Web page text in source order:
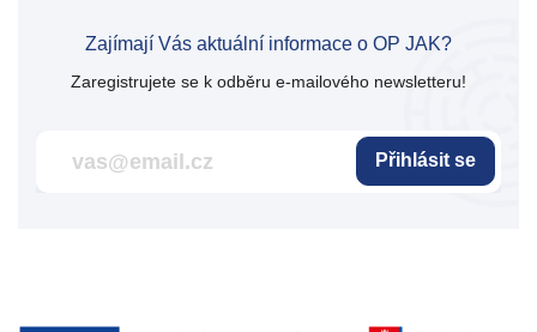
Zajímají Vás aktuální informace o OP JAK?
Zaregistrujete se k odběru e-mailového newsletteru!
Přihlásit se